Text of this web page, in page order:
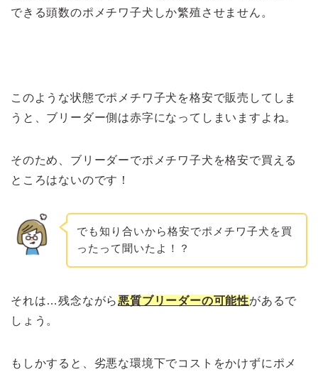
できる頭数のポメチワ子犬しか繁殖させません。
このような状態でポメチワ子犬を格安で販売してしま
うと、ブリーダー側は赤字になってしまいますよね。
そのため、ブリーダーでポメチワ子犬を格安で買える
ところはないのです！
でも知り合いから格安でポメチワ子犬を買
ったって聞いたよ！？
それは…残念ながら 悪質ブリーダーの可能性があるで
しょう。
もしかすると、劣悪な環境下でコストをかけずにポメ